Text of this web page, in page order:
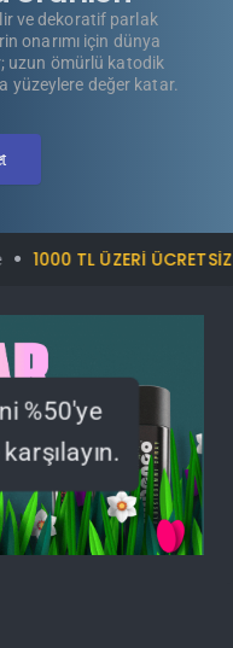
Uygulanabilir, Çok
Kaplama!
ÜCRETSIZ KARGO
%50'ye